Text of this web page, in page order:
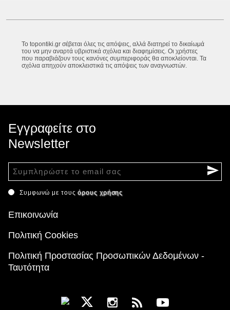
Το topontiki.gr σέβεται όλες τις απόψεις, αλλά διατηρεί το δικαίωμά
του να μην αναρτά υβριστικά σχόλια και διαφημίσεις. Οι χρήστες
που παραβιάζουν τους κανόνες συμπεριφοράς θα αποκλείονται. Τα
σχόλια απηχούν αποκλειστικά τις απόψεις των αναγνωστών.
Εγγραφείτε στο
Newsletter
Συμφωνώ με τουςόρους χρήσης
Επικοινωνία
Πολιτική Cookies
Πολιτική Προστασίας Προσωπικών Δεδομένων -
Ταυτότητα